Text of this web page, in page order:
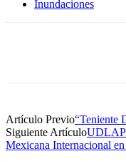
Inundaciones
Artículo Previo“Teniente
Siguiente ArtículoUDLAP
Mexicana Internacional